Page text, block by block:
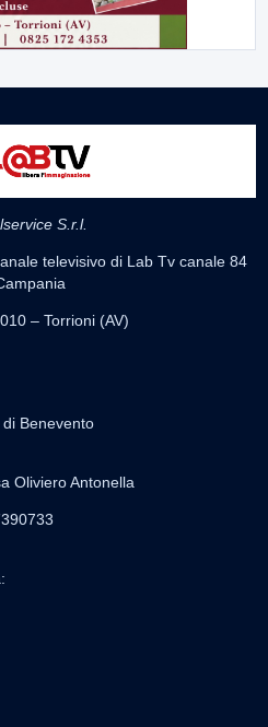
S.r.l.
televisivo di Lab Tv canale 84
– Torrioni (AV)
Benevento
Oliviero Antonella